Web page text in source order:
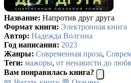
Название: Напротив друг друга
Формат книги: Электронная книга
Автор: Надежда Волгина
Год написания: 2023
Жанры: Современная проза,
Теги: мажоры, от ненависти до
Вам понравилась книга?